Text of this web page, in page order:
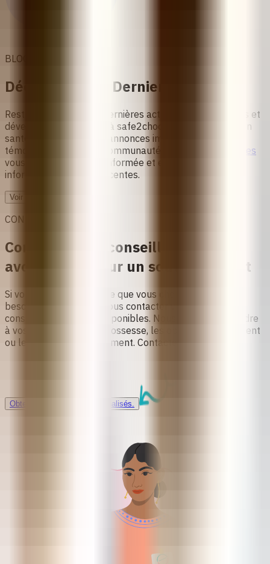
BLOGS
Découvrez Nos Derniers Articles
Restez à jour avec les dernières actualités, informations et
développements grâce à safe2choose. Des avancées en
santé reproductive aux annonces importantes et aux
témoignages de notre communauté, notre
Page d'articles
vous permet de rester informée et engagée avec les
informations les plus récentes.
Voir tous les articles.
CONTACTEZ-NOUS
Contactez nos conseillères en
avortement pour un soutien gratuit
Si vous ne trouvez pas ce que vous cherchez ou avez
besoin d'aide, veuillez nous contacter via notre page de
conseil et les canaux disponibles. Nous pouvons répondre
à vos questions sur la grossesse, les options d'avortement
ou les soins post-avortement. Contactez-nous !
Obtenir des conseils personnalisés.